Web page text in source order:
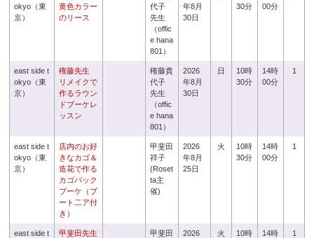
okyo（東
京）
黄色カラー
のリース
代子
先生
（offic
e hana
801）
年8月
30日
30分
00分
east side t
okyo（東
京）
権藤先生
リメイクで
作るラウン
ドブーケレ
ッスン
権藤貴
代子
先生
（offic
e hana
801）
2026
年8月
30日
日
10時
30分
14時
00分
1
east side t
okyo（東
京）
店内のお好
きなカゴ＆
造花で作る
カゴバック
ブーケ（ブ
ート二ア付
き）
甲斐田
祥子
(Roset
ta主
催)
2026
年8月
25日
火
10時
30分
14時
00分
1
east side t
甲斐田先生
甲斐田
2026
火
10時
14時
1